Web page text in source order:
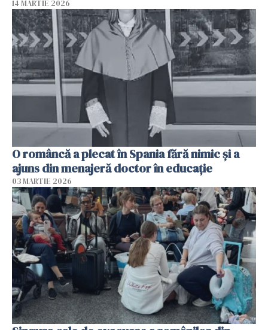
14 MARTIE 2026
O româncă a plecat în Spania fără nimic și a
ajuns din menajeră doctor în educație
03 MARTIE 2026